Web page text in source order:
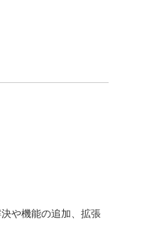
や機能の追加、拡張